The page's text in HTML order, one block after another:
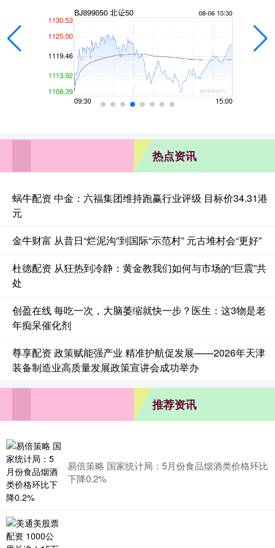
热点资讯
蜗牛配资 中金：六福集团维持跑赢行业评级 目标价34.31港
元
金牛财富 从昔日“烂泥沟”到国际“示范村” 元古堆村会“更好”
杜德配资 从狂热到冷静：黄金教我们如何与市场的“巨震”共
处
创盈在线 每吃一次，大脑萎缩就快一步？医生：这3物是老
年痴呆催化剂
尊享配资 政策赋能强产业 精准护航促发展——2026年天津
装备制造业高质量发展政策宣讲会成功举办
推荐资讯
易倍策略 国家统计局：5月份食品烟酒类价格环比
下降0.2%